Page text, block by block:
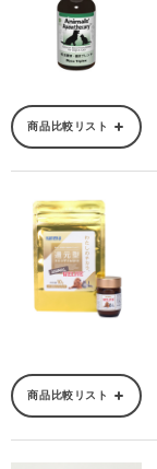
商品比較リスト
商品比較リスト